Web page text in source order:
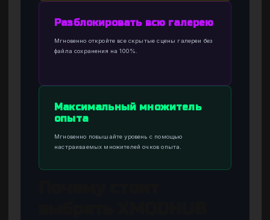
Разблокировать всю галерею
Мгновенно откройте все скрытые сцены галереи без
файла сохранения на 100%.
Максимальный множитель
опыта
Мгновенно повышайте уровень с помощью
настраиваемых множителей очков опыта.